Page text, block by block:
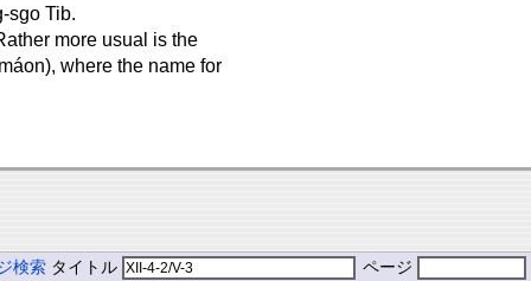
sgo Tib.
more usual is the
where the name for
検索 タイトル ページ